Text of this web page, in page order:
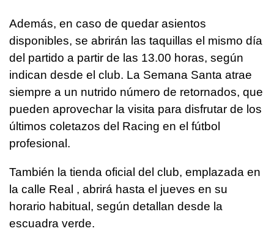
Además, en caso de quedar asientos
disponibles, se abrirán las taquillas el mismo día
del partido a partir de las 13.00 horas, según
indican desde el club. La Semana Santa atrae
siempre a un nutrido número de retornados, que
pueden aprovechar la visita para disfrutar de los
últimos coletazos del Racing en el fútbol
profesional.
También la tienda oficial del club, emplazada en
la calle Real , abrirá hasta el jueves en su
horario habitual, según detallan desde la
escuadra verde.